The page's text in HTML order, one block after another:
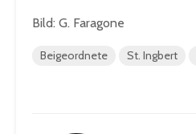
Bild: G. Faragone
Beigeordnete St. Ingbert